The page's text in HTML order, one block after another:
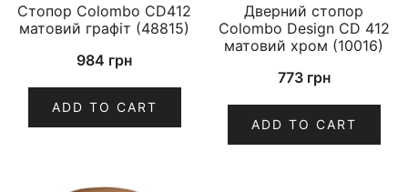
Стопор Colombo CD412
матовий графіт (48815)
984 грн
ADD TO CART
Дверний стопор
Colombo Design CD 412
матовий хром (10016)
773 грн
ADD TO CART